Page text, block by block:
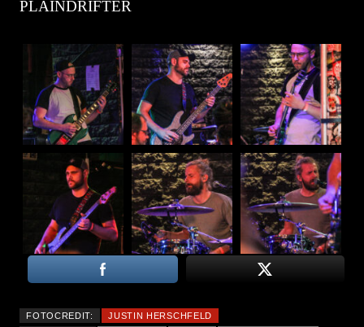
PLAINDRIFTER
FOTOCREDIT:
JUSTIN HERSCHFELD